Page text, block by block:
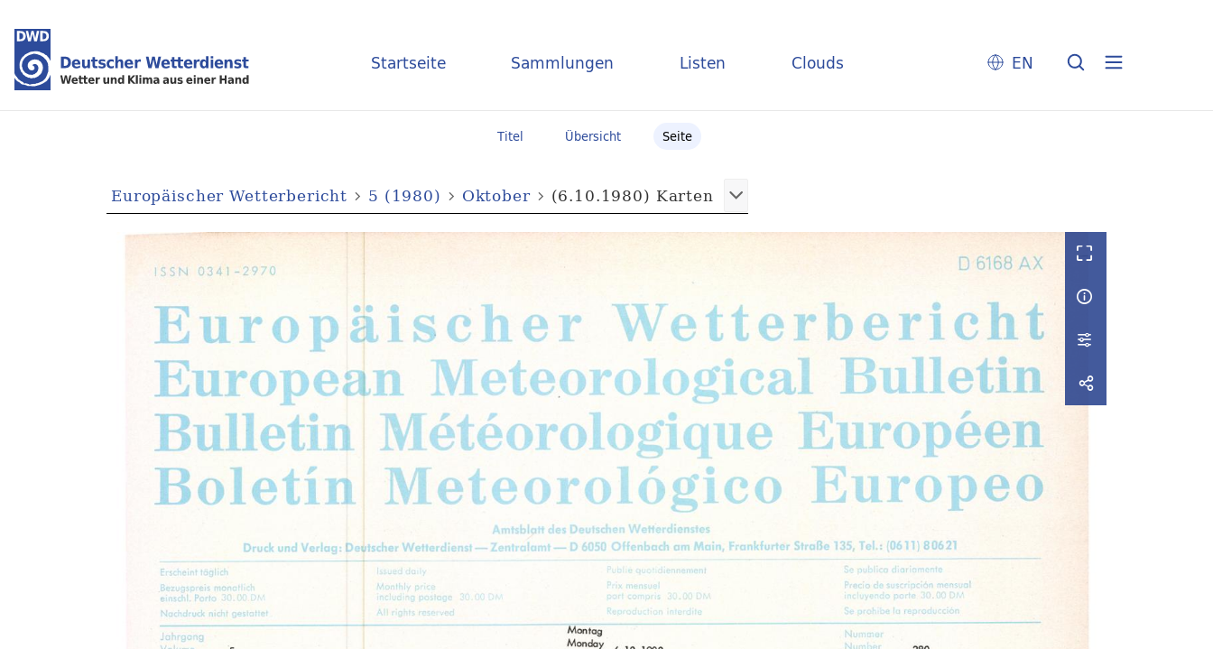
Startseite Sammlungen Listen Clouds EN
Titel Übersicht Seite
Europäischer Wetterbericht 5 (1980) Oktober (6.10.1980) Karten